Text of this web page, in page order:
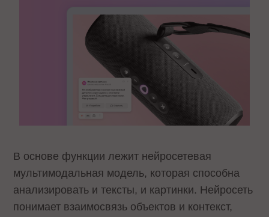
В основе функции лежит нейросетевая
мультимодальная модель, которая способна
анализировать и тексты, и картинки. Нейросеть
понимает взаимосвязь объектов и контекст,